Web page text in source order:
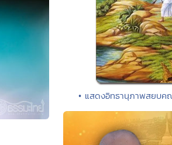
• แสดงอิทธานุภาพสยบ